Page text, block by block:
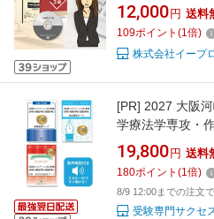
12,000 円 送料
109ポイント (1倍)
株式会社イープ
[PR] 2027 大阪
学療法学専攻・
攻)推薦入試 願書
ワーク 過去問の
料無料 / 受験専門
19,800 円 送料
180ポイント (1倍)
8/9 12:00までの注文
受験専門サクセ